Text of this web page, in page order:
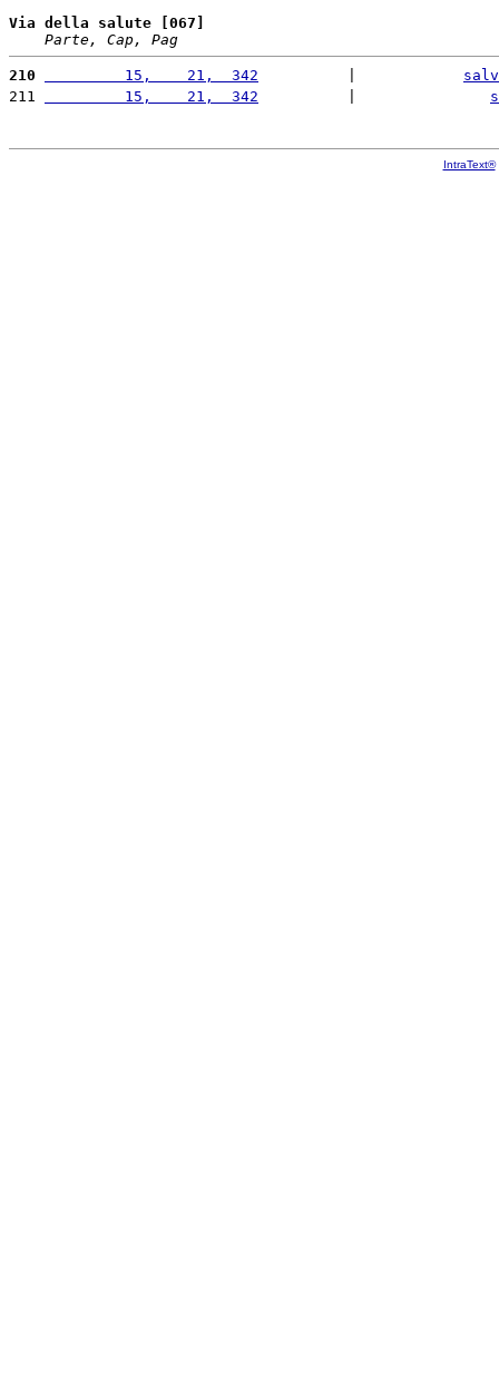
Via della salute [067]
Parte, Cap, Pag
210
         15,    21,  342
211
         15,    21,  342
IntraText®